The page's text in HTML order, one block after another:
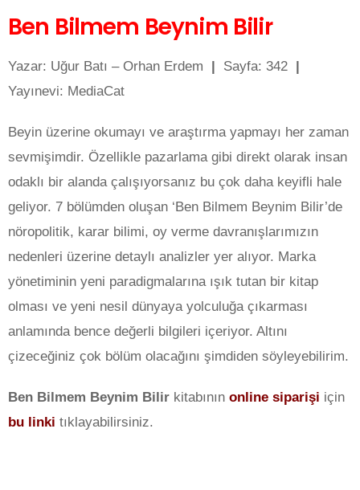
Ben Bilmem Beynim Bilir
Yazar: Uğur Batı – Orhan Erdem Sayfa: 342
Yayınevi: MediaCat
Beyin üzerine okumayı ve araştırma yapmayı her zaman
sevmişimdir. Özellikle pazarlama gibi direkt olarak insan
odaklı bir alanda çalışıyorsanız bu çok daha keyifli hale
geliyor. 7 bölümden oluşan ‘Ben Bilmem Beynim Bilir’de
nöropolitik, karar bilimi, oy verme davranışlarımızın
nedenleri üzerine detaylı analizler yer alıyor. Marka
yönetiminin yeni paradigmalarına ışık tutan bir kitap
olması ve yeni nesil dünyaya yolculuğa çıkarması
anlamında bence değerli bilgileri içeriyor. Altını
çizeceğiniz çok bölüm olacağını şimdiden söyleyebilirim.
Ben Bilmem Beynim Bilir kitabının online siparişi için
bu linki tıklayabilirsiniz.